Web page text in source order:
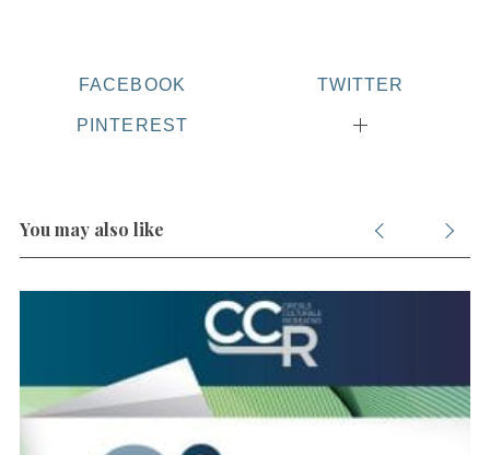
FACEBOOK TWITTER
PINTEREST
You may also like
e
h
f